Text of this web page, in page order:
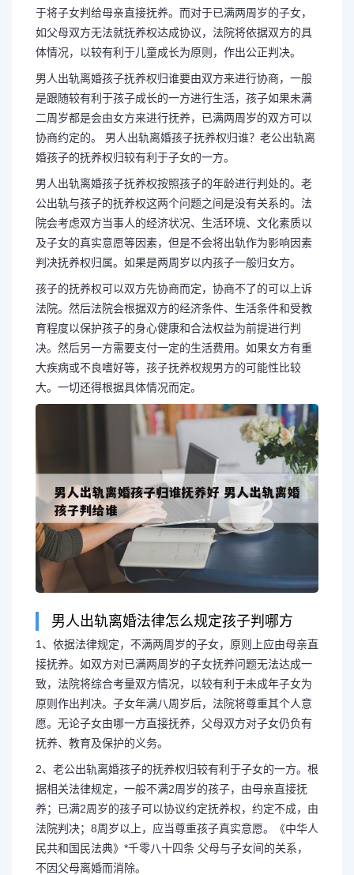
于将子女判给母亲直接抚养。而对于已满两周岁的子女，
如父母双方无法就抚养权达成协议，法院将依据双方的具
体情况，以较有利于儿童成长为原则，作出公正判决。
男人出轨离婚孩子抚养权归谁要由双方来进行协商，一般
是跟随较有利于孩子成长的一方进行生活，孩子如果未满
二周岁都是会由女方来进行抚养，已满两周岁的双方可以
协商约定的。 男人出轨离婚孩子抚养权归谁？老公出轨离
婚孩子的抚养权归较有利于子女的一方。
男人出轨离婚孩子抚养权按照孩子的年龄进行判处的。老
公出轨与孩子的抚养权这两个问题之间是没有关系的。法
院会考虑双方当事人的经济状况、生活环境、文化素质以
及子女的真实意愿等因素，但是不会将出轨作为影响因素
判决抚养权归属。如果是两周岁以内孩子一般归女方。
孩子的抚养权可以双方先协商而定，协商不了的可以上诉
法院。然后法院会根据双方的经济条件、生活条件和受教
育程度以保护孩子的身心健康和合法权益为前提进行判
决。然后另一方需要支付一定的生活费用。如果女方有重
大疾病或不良嗜好等，孩子抚养权规男方的可能性比较
大。一切还得根据具体情况而定。
男人出轨离婚法律怎么规定孩子判哪方
1、依据法律规定，不满两周岁的子女，原则上应由母亲直
接抚养。如双方对已满两周岁的子女抚养问题无法达成一
致，法院将综合考量双方情况，以较有利于未成年子女为
原则作出判决。子女年满八周岁后，法院将尊重其个人意
愿。无论子女由哪一方直接抚养，父母双方对子女仍负有
抚养、教育及保护的义务。
2、老公出轨离婚孩子的抚养权归较有利于子女的一方。根
据相关法律规定，一般不满2周岁的孩子，由母亲直接抚
养；已满2周岁的孩子可以协议约定抚养权，约定不成，由
法院判决；8周岁以上，应当尊重孩子真实意愿。《中华人
民共和国民法典》*千零八十四条 父母与子女间的关系，
不因父母离婚而消除。
如果孩子在两周岁以上的，夫
权归谁；如果协商不成的可以起诉
在判决是会综合考虑双方的条件，
的原则判决。
长按图片识别二维